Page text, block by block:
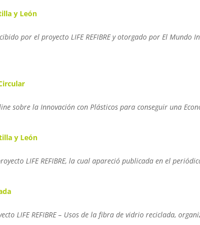
y León
por el proyecto LIFE REFIBRE y otorgado por El Mundo
sobre la Innovación con Plásticos para conseguir una
y León
LIFE REFIBRE, la cual apareció publicada en el
LIFE REFIBRE – Usos de la fibra de vidrio reciclada,